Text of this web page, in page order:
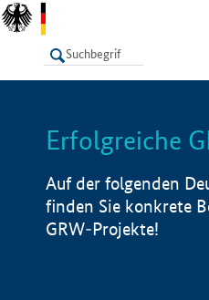
LISTE
Erfolgreiche
Auf der folgenden
finden Sie konkrete
GRW-Projekte!